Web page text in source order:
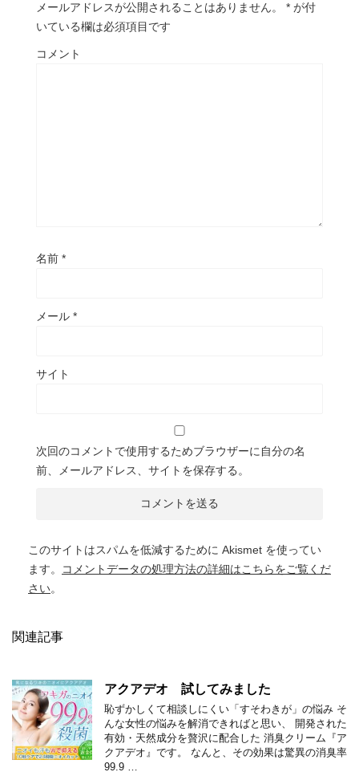
メールアドレスが公開されることはありません。 * が付
いている欄は必須項目です
コメント
名前 *
メール *
サイト
次回のコメントで使用するためブラウザーに自分の名
前、メールアドレス、サイトを保存する。
このサイトはスパムを低減するために Akismet を使ってい
ます。
コメントデータの処理方法の詳細はこちらをご覧くだ
さい。
関連記事
アクアデオ 試してみました
恥ずかしくて相談しにくい「すそわきが」の悩み そ
んな女性の悩みを解消できればと思い、 開発された
有効・天然成分を贅沢に配合した 消臭クリーム『ア
クアデオ』です。 なんと、その効果は驚異の消臭率
99.9 …